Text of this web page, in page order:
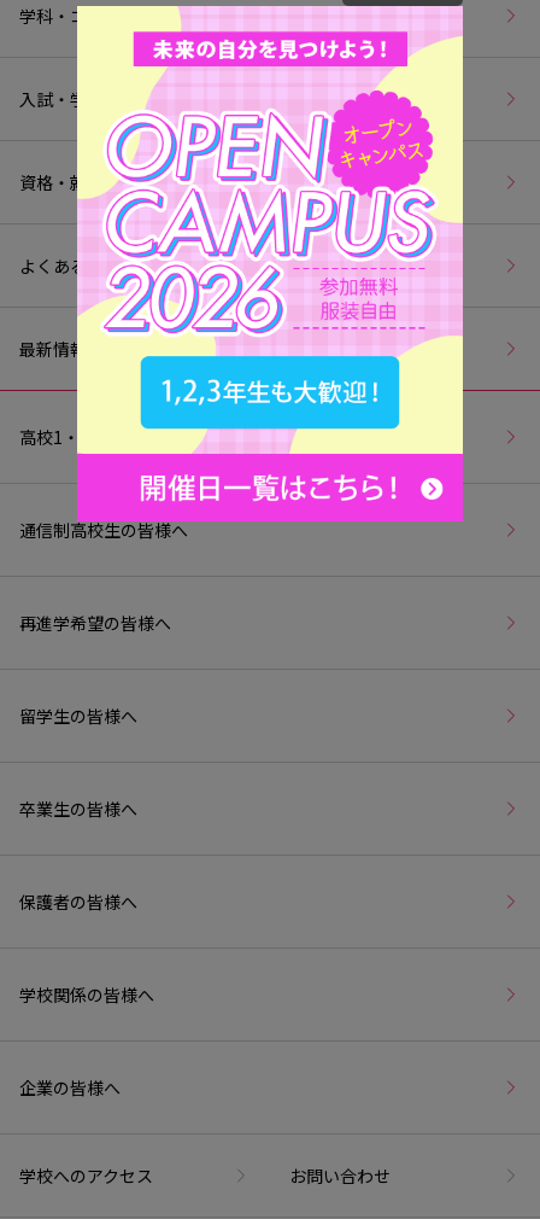
学科・コース紹介
入試・学費
資格・就職
よくあるご質問
最新情報
高校1・2年生の皆様へ
通信制高校生の皆様へ
再進学希望の皆様へ
留学生の皆様へ
卒業生の皆様へ
保護者の皆様へ
学校関係の皆様へ
企業の皆様へ
学校へのアクセス お問い合わせ